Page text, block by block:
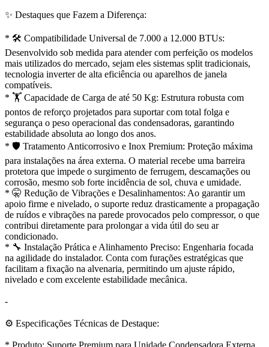
✨ Destaques que Fazem a Diferença:
* 🛠️ Compatibilidade Universal de 7.000 a 12.000 BTUs:
Desenvolvido sob medida para atender com perfeição os modelos
mais utilizados do mercado, sejam eles sistemas split tradicionais,
tecnologia inverter de alta eficiência ou aparelhos de janela
compatíveis.
* 🏋️ Capacidade de Carga de até 50 Kg: Estrutura robusta com
pontos de reforço projetados para suportar com total folga e
segurança o peso operacional das condensadoras, garantindo
estabilidade absoluta ao longo dos anos.
* 🛡️ Tratamento Anticorrosivo e Inox Premium: Proteção máxima
para instalações na área externa. O material recebe uma barreira
protetora que impede o surgimento de ferrugem, descamações ou
corrosão, mesmo sob forte incidência de sol, chuva e umidade.
* 🤫 Redução de Vibrações e Desalinhamentos: Ao garantir um
apoio firme e nivelado, o suporte reduz drasticamente a propagação
de ruídos e vibrações na parede provocados pelo compressor, o que
contribui diretamente para prolongar a vida útil do seu ar
condicionado.
* 🔧 Instalação Prática e Alinhamento Preciso: Engenharia focada
na agilidade do instalador. Conta com furações estratégicas que
facilitam a fixação na alvenaria, permitindo um ajuste rápido,
nivelado e com excelente estabilidade mecânica.
-
⚙️ Especificações Técnicas de Destaque: